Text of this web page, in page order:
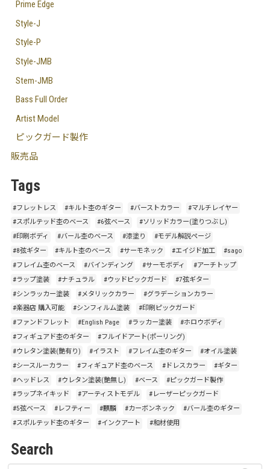
Prime Edge
Style-J
Style-P
Style-JMB
Stem-JMB
Bass Full Order
Artist Model
ピックガード製作
販売品
Tags
#フレットレス #キルト杢のギター #バーストカラー
#マルチレイヤー
#スポルテッド杢のベース
#6弦ベース
#ソリッドカラー(塗りつぶし)
#印刷ボディ
#バール杢のベース #漆塗り
#モデル解説ページ
#8弦ギター
#キルト杢のベース #サーモネック #エイジド加工
#sago
#フレイム杢のベース
#バインディング #サーモボディ
#アーチトップ
#ラップ塗装
#ナチュラル #ウッドピックガード
#7弦ギター
#シンラッカー塗装
#メタリックカラー
#グラデーションカラー
#楽器店 購入可能
#シンフィルム塗装
#印刷ピックガード
#ファンドフレット
#English Page #ラッカー塗装
#ホロウボディ
#フィギュアド杢のギター
#フルイドアート(ポーリング)
#ウレタン塗装(艶有り)
#イラスト #フレイム杢のギター
#オイル塗装
#シースルーカラー
#フィギュアド杢のベース #ドレスカラー
#ギター
#ヘッドレス
#ウレタン塗装(艶無し) #ベース
#ピックガード製作
#ラップネイキッド
#アーティストモデル
#レーザーピックガード
#5弦ベース
#レフティー #麒麟 #カーボンネック
#バール杢のギター
#スポルテッド杢のギター
#インクアート #和材使用
Search